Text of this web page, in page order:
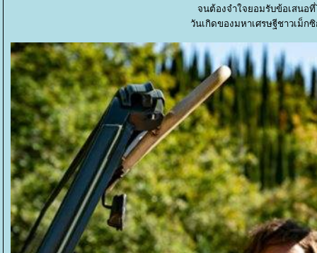
จนต้องจำใจยอมรับข้อเสนอที่
วันเกิดของมหาเศรษฐีชาวเม็ก